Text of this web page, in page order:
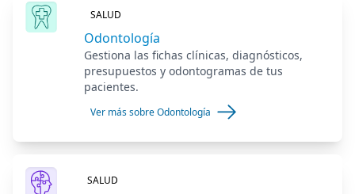
SALUD
Odontología
Gestiona las fichas clínicas, diagnósticos,
presupuestos y odontogramas de tus
pacientes.
Ver más sobre Odontología
SALUD